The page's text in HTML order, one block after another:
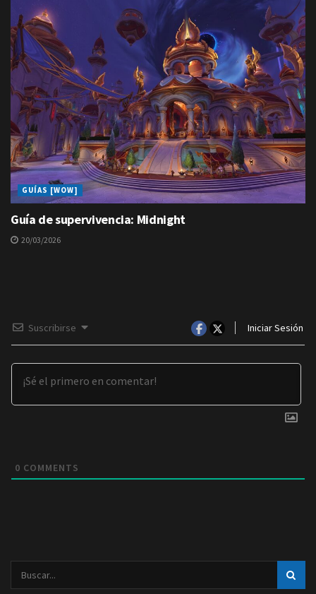
GUÍAS [WOW]
Guía de supervivencia: Midnight
20/03/2026
Suscribirse Iniciar Sesión
0 COMMENTS